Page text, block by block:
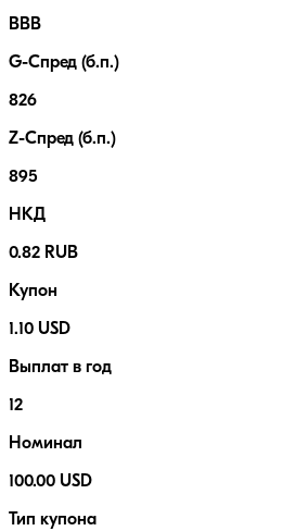
BBB
G-Спред (б.п.)
826
Z-Спред (б.п.)
895
НКД
0.82 RUB
Купон
1.10 USD
Выплат в год
12
Номинал
100.00 USD
Тип купона